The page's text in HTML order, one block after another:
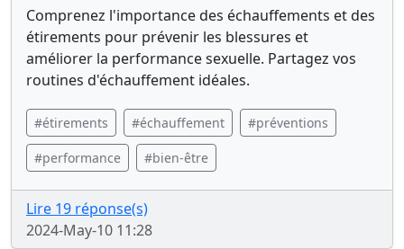
Comprenez l'importance des échauffements et des
étirements pour prévenir les blessures et
améliorer la performance sexuelle. Partagez vos
routines d'échauffement idéales.
#étirements #échauffement #préventions
#performance #bien-être
Lire 19 réponse(s)
2024-May-10 11:28